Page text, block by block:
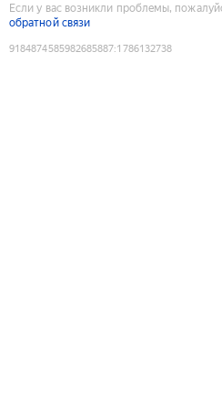
Если у вас возникли проблемы,
обратной связи
9184874585982685887:1786132738